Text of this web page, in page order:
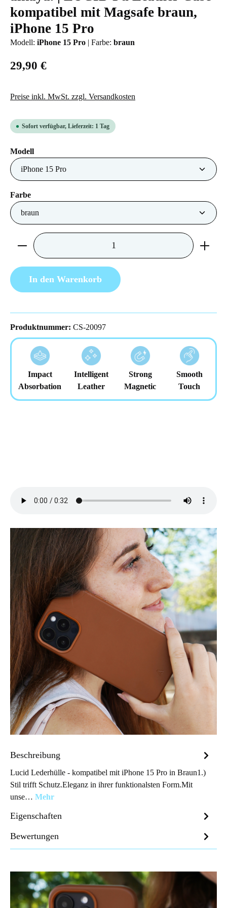
kompatibel mit Magsafe braun,
iPhone 15 Pro
Modell: iPhone 15 Pro | Farbe: braun
29,90 €
Preise inkl. MwSt. zzgl. Versandkosten
Sofort verfügbar, Lieferzeit: 1 Tag
Modellauswählen
Farbeauswählen
Produkt Anzahl: Gib den gewünschten Wert
In den Warenkorb
Produktnummer: CS-20097
Impact
Absorbation
Intelligent
Leather
Strong
Magnetic
Smooth
Touch
Beschreibung
Lucid Lederhülle - kompatibel mit iPhone 15 Pro in Braun1.)
Stil trifft Schutz.Eleganz in ihrer funktionalsten Form.Mit
unse… Mehr
Eigenschaften
Bewertungen